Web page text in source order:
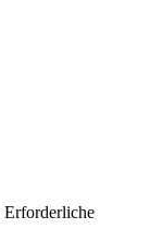
Erforderliche